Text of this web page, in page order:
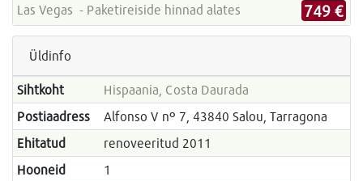
Las Vegas - Paketireiside hinnad alates 749 €
Üldinfo
Sihtkoht
Hispaania, Costa Daurada
Postiaadress
Alfonso V nº 7, 43840 Salou, Tarragona
Ehitatud
renoveeritud 2011
Hooneid
1